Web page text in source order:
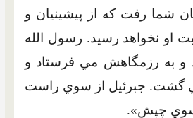
شما رفت که از پيشينيان و
او نخواهد رسيد. رسول الله
و به رزمگاهش مي فرستاد و
گشت. جبرئيل از سوي راست
سوي چپش».